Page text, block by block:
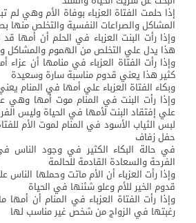
إذا حلمت الفتاة العزباء بوفاة الأم وهي
المشاكل والصراعات النفسية والتخلص منها
وإذا رأت البنت العزباء في الحلم أن أمها
هذا يدل علي التخلص من الهموم والمشاكل
وإذا رأت الفتاة العزباء في منامها أن
كثير هذا يعني قدوم مناسبة سارة وسعيدة
وبكاء الفتاة العزباء علي أمها في المنام
وإذا رأت البنت في المنام موت أمها وهي
علي إفتقاد البنت لأمها في الحياة وليس
لبس الثياب الأسود في المنام لموت الأم
حفل زفاف
في حالة البكاء الكثير في وجود الناس
الفرحة والسعادة القادمة للحالمة
وإذا رأت العزباء أن الأم ماتت وحملها
قدوم الخير للأم وعلو شئنها في الحياة
وإذا رأت الفتاة العزباء في المنام أن
رغبتها في الزواج من شخص غير مناسب لها